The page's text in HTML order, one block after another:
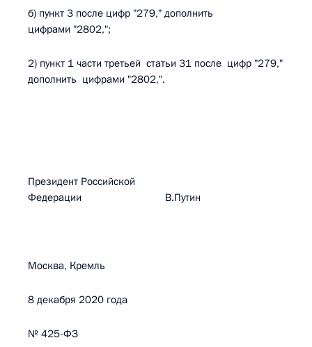
б) пункт 3 после цифр "279," дополнить
цифрами "2802,";
2) пункт 1 части третьей статьи 31 после цифр "279,"
дополнить цифрами "2802,".
Президент Российской
Федерации В.Путин
Москва, Кремль
8 декабря 2020 года
№ 425-ФЗ